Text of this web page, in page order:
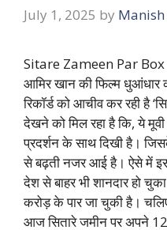
July 1, 2025 by
Sitare Zameen Par
आमिर खान की फिल्म
रिकॉर्ड को आचीव कर रही है
देखने को मिल रहा है कि, ये
प्रदर्शन के साथ दिखी है।
से बढ़ती नजर आई है। ऐसे में
देश से बाहर भी शानदार हो
करोड़ के पार जा चुकी है।
आज सितारे जमीन पर अपने 12